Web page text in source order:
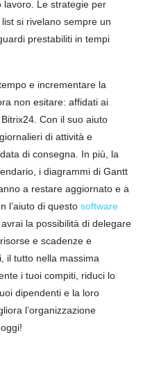
lavoro. Le strategie per
si rivelano sempre un
prestabiliti in tempi
e incrementare la
non esitare: affidati ai
Con il suo aiuto
di attività e
di consegna. In più, la
i diagrammi di Gantt
a restare aggiornato e a
l’aiuto di questo software
, avrai la possibilità di delegare
e scadenze e
il tutto nella massima
i tuoi compiti, riduci lo
dipendenti e la loro
l’organizzazione